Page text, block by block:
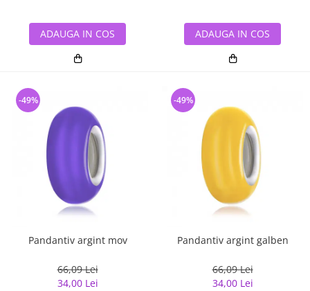
ADAUGA IN COS ADAUGA IN COS
Pandantiv argint mov
66,09 Lei
34,00 Lei
-49%
Pandantiv argint galben
66,09 Lei
34,00 Lei
-49%